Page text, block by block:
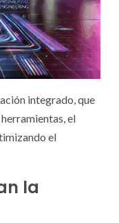
integrado, que
el
el
la